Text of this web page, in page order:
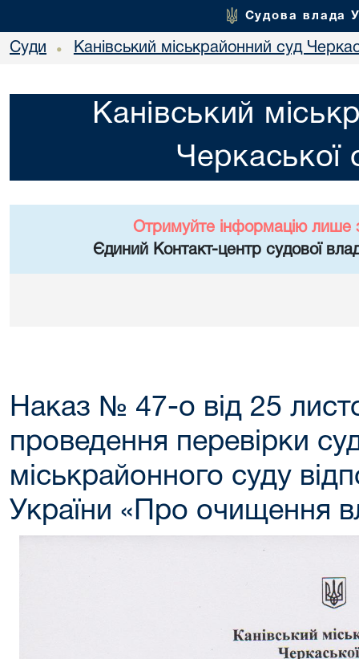
Судова влада
Суди • Канівський міськрайонний суд
Канівський
Черкаської
Отримуйте інформацію лише
Єдиний Контакт-центр судової
Наказ № 47-о від 25
проведення перевірки
міськрайонного суду
України «Про очищення